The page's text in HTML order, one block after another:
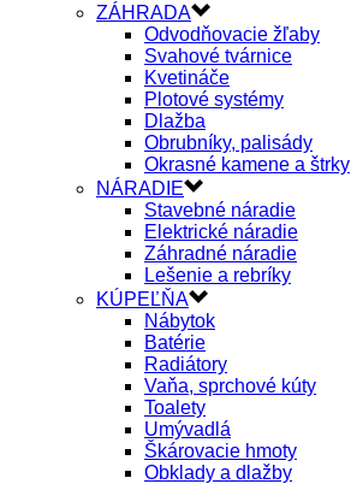
ZÁHRADA
Odvodňovacie žľaby
Svahové tvárnice
Kvetináče
Plotové systémy
Dlažba
Obrubníky, palisády
Okrasné kamene a štrky
NÁRADIE
Stavebné náradie
Elektrické náradie
Záhradné náradie
Lešenie a rebríky
KÚPEĽŇA
Nábytok
Batérie
Radiátory
Vaňa, sprchové kúty
Toalety
Umývadlá
Škárovacie hmoty
Obklady a dlažby